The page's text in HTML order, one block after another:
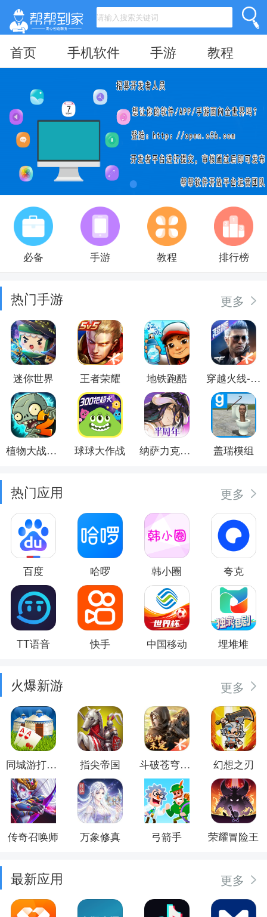
首页 手机软件 手游 教程
必备 手游 教程 排行榜
热门手游 更多
迷你世界 王者荣耀 地铁跑酷 穿越火线-枪战王者
植物大战僵尸2 球球大作战 纳萨力克之王 盖瑞模组
热门应用 更多
百度 哈啰 韩小圈 夸克
TT语音 快手 中国移动 埋堆堆
火爆新游 更多
同城游打大尖 指尖帝国 斗破苍穹：异火重燃 幻想之刃
传奇召唤师 万象修真 弓箭手 荣耀冒险王
最新应用 更多